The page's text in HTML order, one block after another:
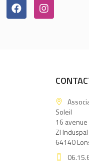
Soleil
16
ZI Induspal
64140